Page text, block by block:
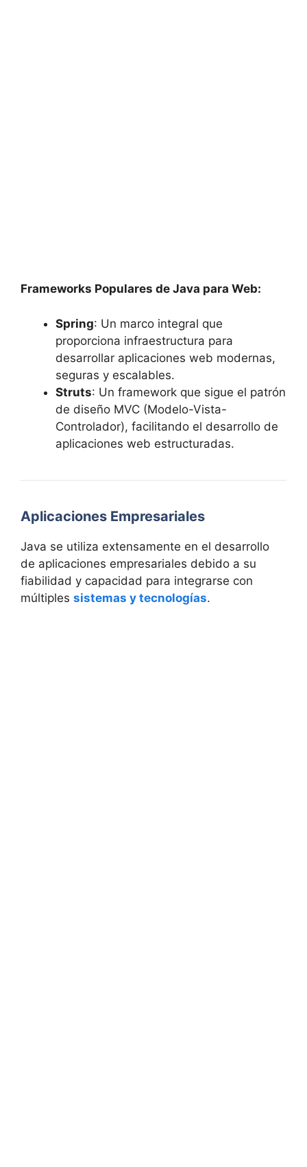
Frameworks Populares de Java para Web:
Spring: Un marco integral que
proporciona infraestructura para
desarrollar aplicaciones web modernas,
seguras y escalables.
Struts: Un framework que sigue el patrón
de diseño MVC (Modelo-Vista-
Controlador), facilitando el desarrollo de
aplicaciones web estructuradas.
Aplicaciones Empresariales
Java se utiliza extensamente en el desarrollo
de aplicaciones empresariales debido a su
fiabilidad y capacidad para integrarse con
múltiples sistemas y tecnologías.